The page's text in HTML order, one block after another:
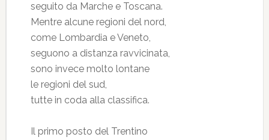
seguito da Marche e Toscana.
Mentre alcune regioni del nord,
come Lombardia e Veneto,
seguono a distanza ravvicinata,
sono invece molto lontane
le regioni del sud,
tutte in coda alla classifica.
Il primo posto del Trentino